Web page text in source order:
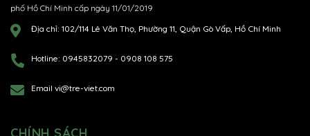
phố Hồ Chí Minh cấp ngày 11/01/2019
Địa chỉ: 102/114 Lê Văn Thọ, Phường 11, Quận Gò Vấp, Hồ Chí Minh
Hotline: 0945832079 - 0908 108 575
Email vi@tre-viet.com